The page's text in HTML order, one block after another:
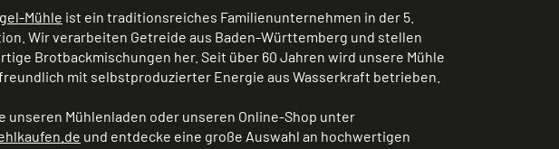
Mühle ist ein traditionsreiches Familienunternehmen in der 5.
Wir verarbeiten Getreide aus Baden-Württemberg und stellen
Brotbackmischungen her. Seit über 60 Jahren wird unsere Mühle
mit selbstproduzierter Energie aus Wasserkraft betrieben.
unseren Mühlenladen oder unseren Online-Shop unter
und entdecke eine große Auswahl an hochwertigen